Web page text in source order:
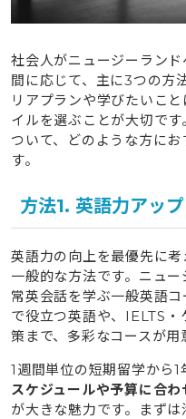
4.430歳からでもワー
5【年代別】30代・40代
できること
5.130代はキャリアチ
留学
6ニュージーランド留学
6.1
体験談1. NZの高齢
リアルな知識を持つ
6.2体験談2. 被災地復
ねさん
6.3
体験談3. 農業を学
力を培った高藤彩加さ
7社会人留学に関するよ
社会人がニュージーラン
間に応じて、主に3つの方
リアプランや学びたいこ
イルを選ぶことが大切で
ついて、どのような方に
す。
方法1. 英語力アッ
英語力の向上を最優先に
一般的な方法です。ニュ
常英会話を学ぶ一般英語
で役立つ英語や、IELTS
策まで、多彩なコースが用
1週間単位の短期留学から1
スケジュールや予算に合
が大きな魅力です。まずは